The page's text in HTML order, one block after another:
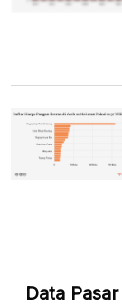
Data Pasar